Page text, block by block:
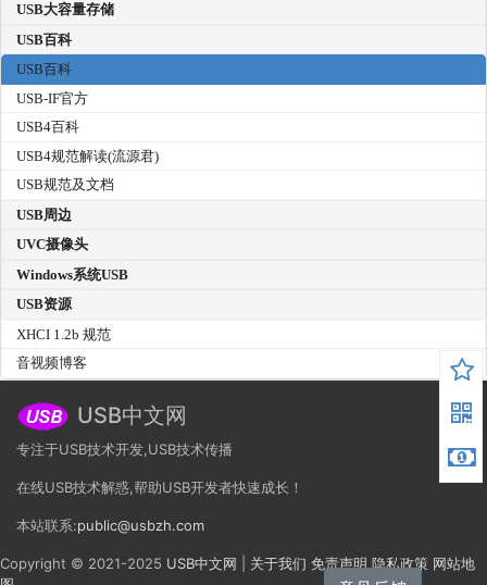
USB大容量存储
USB百科
USB百科
USB-IF官方
USB4百科
USB4规范解读(流源君)
USB规范及文档
USB周边
UVC摄像头
Windows系统USB
USB资源
XHCI 1.2b 规范
音视频博客
USB中文网
专注于USB技术开发,USB技术传播
在线USB技术解惑,帮助USB开发者快速成长！
本站联系:public@usbzh.com
Copyright © 2021-2025 USB中文网 关于我们 免责声明 隐私政策 网站地